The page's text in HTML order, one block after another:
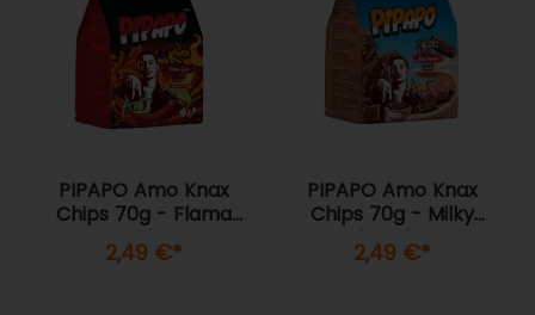
PIPAPO Amo Knax
Chips 70g - Flama
Roja
2,49 €*
PIPAPO Amo Knax
Chips 70g - Milky
Chocolate
2,49 €*